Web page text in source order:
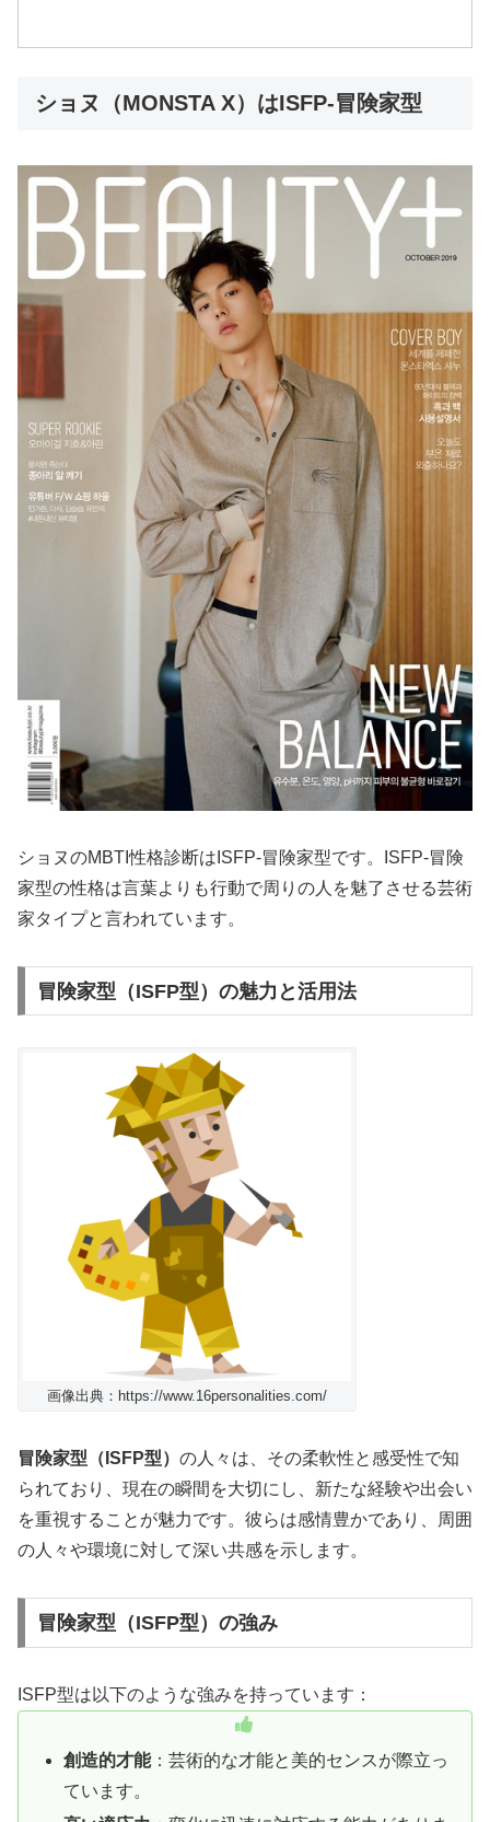
ショヌ（MONSTA X）はISFP-冒険家型
ショヌのMBTI性格診断はISFP-冒険家型です。ISFP-冒険
家型の性格は言葉よりも行動で周りの人を魅了させる芸術
家タイプと言われています。
冒険家型（ISFP型）の魅力と活用法
画像出典：https://www.16personalities.com/
冒険家型（ISFP型） の人々は、その柔軟性と感受性で知
られており、現在の瞬間を大切にし、新たな経験や出会い
を重視することが魅力です。彼らは感情豊かであり、周囲
の人々や環境に対して深い共感を示します。
冒険家型（ISFP型）の強み
ISFP型は以下のような強みを持っています：
創造的才能：芸術的な才能と美的センスが際立っ
ています。